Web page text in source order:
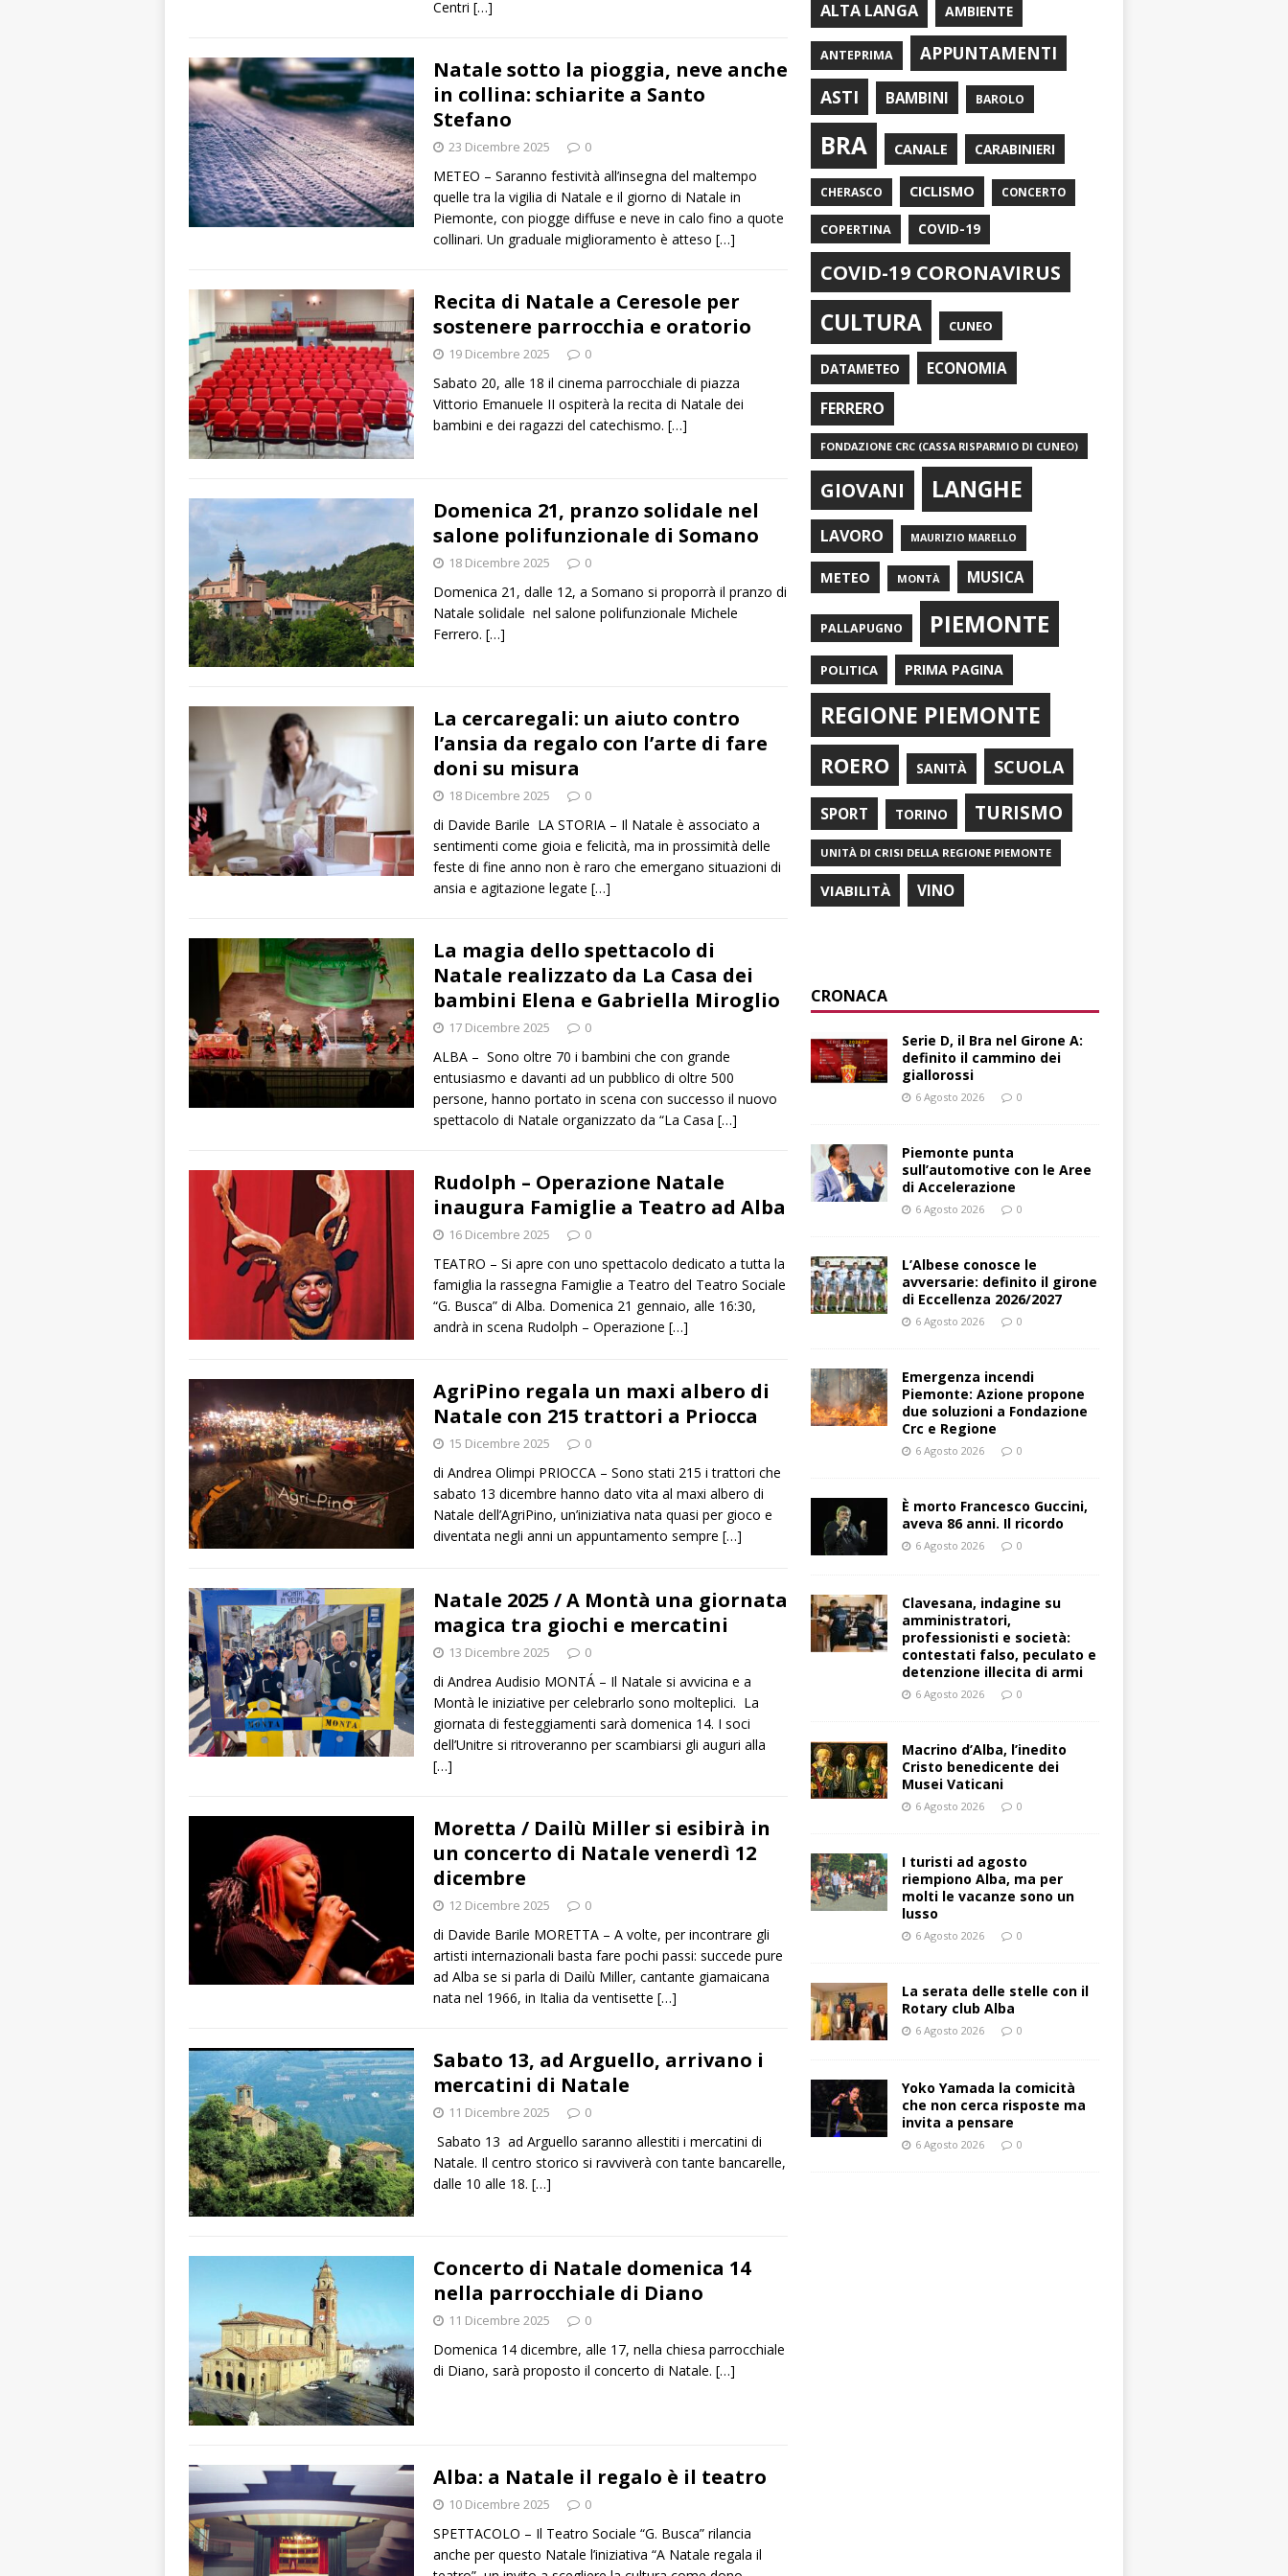
Centri […]
Natale sotto la pioggia, neve anche
in collina: schiarite a Santo
Stefano
23 Dicembre 2025 0
METEO – Saranno festività all’insegna del maltempo
quelle tra la vigilia di Natale e il giorno di Natale in
Piemonte, con piogge diffuse e neve in calo fino a quote
collinari. Un graduale miglioramento è atteso […]
Recita di Natale a Ceresole per
sostenere parrocchia e oratorio
19 Dicembre 2025 0
Sabato 20, alle 18 il cinema parrocchiale di piazza
Vittorio Emanuele II ospiterà la recita di Natale dei
bambini e dei ragazzi del catechismo. […]
Domenica 21, pranzo solidale nel
salone polifunzionale di Somano
18 Dicembre 2025 0
Domenica 21, dalle 12, a Somano si proporrà il pranzo di
Natale solidale nel salone polifunzionale Michele
Ferrero. […]
La cercaregali: un aiuto contro
l’ansia da regalo con l’arte di fare
doni su misura
18 Dicembre 2025 0
di Davide Barile LA STORIA – Il Natale è associato a
sentimenti come gioia e felicità, ma in prossimità delle
feste di fine anno non è raro che emergano situazioni di
ansia e agitazione legate […]
La magia dello spettacolo di
Natale realizzato da La Casa dei
bambini Elena e Gabriella Miroglio
17 Dicembre 2025 0
ALBA – Sono oltre 70 i bambini che con grande
entusiasmo e davanti ad un pubblico di oltre 500
persone, hanno portato in scena con successo il nuovo
spettacolo di Natale organizzato da “La Casa […]
Rudolph – Operazione Natale
inaugura Famiglie a Teatro ad Alba
16 Dicembre 2025 0
TEATRO – Si apre con uno spettacolo dedicato a tutta la
famiglia la rassegna Famiglie a Teatro del Teatro Sociale
“G. Busca” di Alba. Domenica 21 gennaio, alle 16:30,
andrà in scena Rudolph – Operazione […]
AgriPino regala un maxi albero di
Natale con 215 trattori a Priocca
15 Dicembre 2025 0
di Andrea Olimpi PRIOCCA – Sono stati 215 i trattori che
sabato 13 dicembre hanno dato vita al maxi albero di
Natale dell’AgriPino, un’iniziativa nata quasi per gioco e
diventata negli anni un appuntamento sempre […]
Natale 2025 / A Montà una giornata
magica tra giochi e mercatini
13 Dicembre 2025 0
di Andrea Audisio MONTÁ – Il Natale si avvicina e a
Montà le iniziative per celebrarlo sono molteplici. La
giornata di festeggiamenti sarà domenica 14. I soci
dell’Unitre si ritroveranno per scambiarsi gli auguri alla
[…]
Moretta / Dailù Miller si esibirà in
un concerto di Natale venerdì 12
dicembre
12 Dicembre 2025 0
di Davide Barile MORETTA – A volte, per incontrare gli
artisti internazionali basta fare pochi passi: succede pure
ad Alba se si parla di Dailù Miller, cantante giamaicana
nata nel 1966, in Italia da ventisette […]
Sabato 13, ad Arguello, arrivano i
mercatini di Natale
11 Dicembre 2025 0
Sabato 13 ad Arguello saranno allestiti i mercatini di
Natale. Il centro storico si ravviverà con tante bancarelle,
dalle 10 alle 18. […]
Concerto di Natale domenica 14
nella parrocchiale di Diano
11 Dicembre 2025 0
Domenica 14 dicembre, alle 17, nella chiesa parrocchiale
di Diano, sarà proposto il concerto di Natale. […]
Alba: a Natale il regalo è il teatro
10 Dicembre 2025 0
SPETTACOLO – Il Teatro Sociale “G. Busca” rilancia
anche per questo Natale l’iniziativa “A Natale regala il
ALTA LANGA AMBIENTE
ANTEPRIMA
APPUNTAMENTI
ASTI
BAMBINI BAROLO
BRA CANALE CARABINIERI
CHERASCO CICLISMO CONCERTO
COPERTINA COVID-19
COVID-19 CORONAVIRUS
CULTURA CUNEO
DATAMETEO ECONOMIA
FERRERO
FONDAZIONE CRC (CASSA RISPARMIO DI CUNEO)
GIOVANI LANGHE
LAVORO MAURIZIO MARELLO
METEO MONTÀ MUSICA
PALLAPUGNO PIEMONTE
POLITICA PRIMA PAGINA
REGIONE PIEMONTE
ROERO SANITÀ SCUOLA
SPORT TORINO TURISMO
UNITÀ DI CRISI DELLA REGIONE PIEMONTE
VIABILITÀ VINO
CRONACA
Serie D, il Bra nel Girone A:
definito il cammino dei
giallorossi
6 Agosto 2026 0
Piemonte punta
sull’automotive con le Aree
di Accelerazione
6 Agosto 2026 0
L’Albese conosce le
avversarie: definito il girone
di Eccellenza 2026/2027
6 Agosto 2026 0
Emergenza incendi
Piemonte: Azione propone
due soluzioni a Fondazione
Crc e Regione
6 Agosto 2026 0
È morto Francesco Guccini,
aveva 86 anni. Il ricordo
6 Agosto 2026 0
Clavesana, indagine su
amministratori,
professionisti e società:
contestati falso, peculato e
detenzione illecita di armi
6 Agosto 2026 0
Macrino d’Alba, l’inedito
Cristo benedicente dei
Musei Vaticani
6 Agosto 2026 0
I turisti ad agosto
riempiono Alba, ma per
molti le vacanze sono un
lusso
6 Agosto 2026 0
La serata delle stelle con il
Rotary club Alba
6 Agosto 2026 0
Yoko Yamada la comicità
che non cerca risposte ma
invita a pensare
6 Agosto 2026 0